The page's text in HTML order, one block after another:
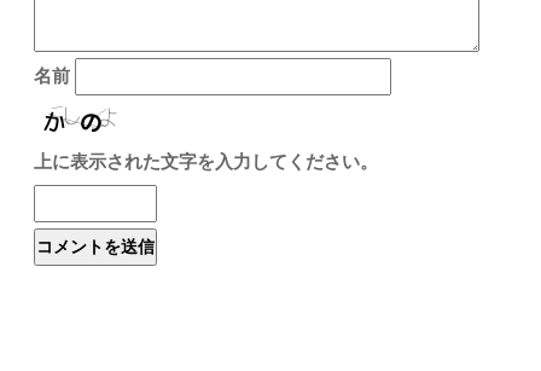
名前
上に表示された文字を入力してください。